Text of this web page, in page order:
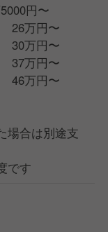
りません。
習得していき、
長していきま
〜
円〜
30万円〜
万円〜
円〜
場合は別途支
です